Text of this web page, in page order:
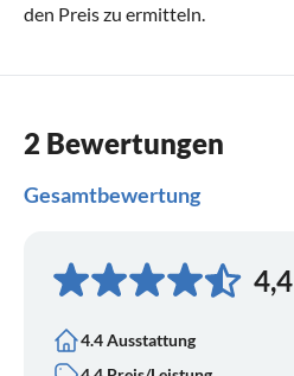
den Preis zu ermitteln.
2 Bewertungen
Gesamtbewertung
4,4
4.4 Ausstattung